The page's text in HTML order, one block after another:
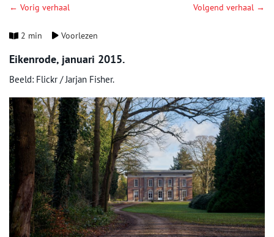
← Vorig verhaal Volgend verhaal →
2 min Voorlezen
Eikenrode, januari 2015.
Beeld: Flickr / Jarjan Fisher.